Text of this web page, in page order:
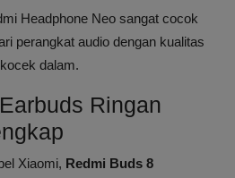
Headphone Neo sangat cocok
perangkat audio dengan kualitas
dalam.
Ringan
Xiaomi, Redmi Buds 8